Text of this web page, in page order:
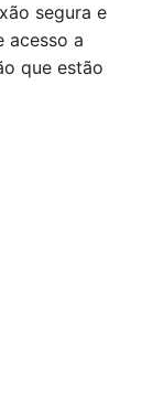
segura e
acesso a
que estão